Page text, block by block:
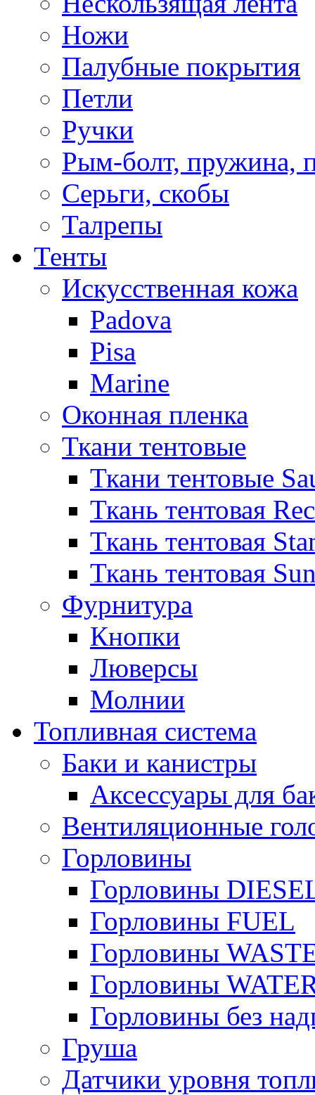
Ножи
Палубные покрытия
Петли
Ручки
Рым-болт, пружина,
Серьги, скобы
Талрепы
Тенты
Искусственная кожа
Padova
Pisa
Marine
Оконная пленка
Ткани тентовые
Ткани тентовые
Ткань тентовая
Ткань тентовая
Ткань тентовая
Фурнитура
Кнопки
Люверсы
Молнии
Топливная система
Баки и канистры
Аксессуары для
Вентиляционные
Горловины
Горловины
Горловины FUEL
Горловины
Горловины
Горловины без
Груша
Датчики уровня